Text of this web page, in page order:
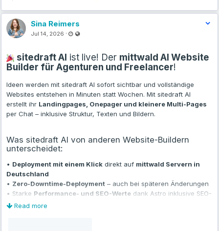
Sina Reimers
Jul 14, 2026 · Last updated Jul 14, 2026 - 3:26 PM
sitedraft AI ist live! Der mittwald AI Website
Builder für Agenturen und Freelancer!
Ideen werden mit sitedraft AI sofort sichtbar und vollständige
Websites entstehen in Minuten statt Wochen. Mit sitedraft AI
erstellt ihr Landingpages, Onepager und kleinere Multi-Pages
per Chat – inklusive Struktur, Texten und Bildern.
Was sitedraft AI von anderen Website-Buildern
unterscheidet:
• Deployment mit einem Klick direkt auf mittwald Servern in
Deutschland
• Zero-Downtime-Deployment – auch bei späteren Änderungen
• Starke Performance- und SEO-Werte dank Astro inklusive SEO-
Tags sowie automatischer Bild- und GZIP-Komprimierung
Read more